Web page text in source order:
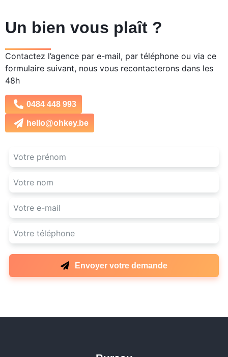
Un bien vous plaît ?
Contactez l’agence par e-mail, par téléphone ou via ce
formulaire suivant, nous vous recontacterons dans les
48h
0484 448 993
hello@ohkey.be
Envoyer votre demande